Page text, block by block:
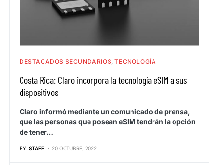
DESTACADOS SECUNDARIOS TECNOLOGÍA
Costa Rica: Claro incorpora la tecnología eSIM a sus
dispositivos
Claro informó mediante un comunicado de prensa,
que las personas que posean eSIM tendrán la opción
de tener…
BY STAFF 20 OCTUBRE, 2022